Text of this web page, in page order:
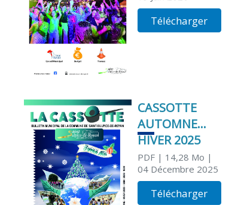
Télécharger
CASSOTTE
AUTOMNE
HIVER 2025
PDF| 14,28 Mo |
04 Décembre 2025
Télécharger